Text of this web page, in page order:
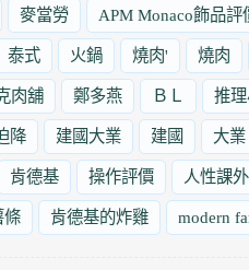
麥當勞 APM Monaco飾品評
泰式 火鍋 燒肉' 燒肉
肉舖 鄭多燕 ＢＬ 推
降 建國大業 建國 大業
肯德基 操作評價 人性課
條 肯德基的炸雞 modern